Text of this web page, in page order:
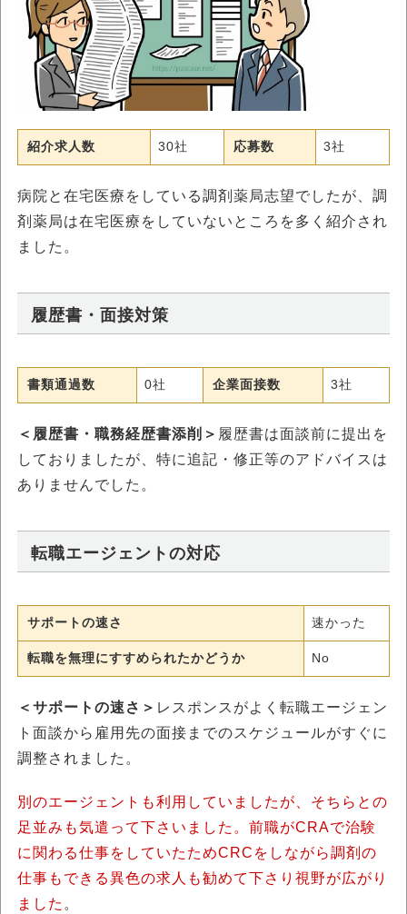
紹介求人数 30社 応募数 3社
病院と在宅医療をしている調剤薬局志望でしたが、調
剤薬局は在宅医療をしていないところを多く紹介され
ました。
履歴書・面接対策
書類通過数 0社 企業面接数 3社
＜履歴書・職務経歴書添削＞ 履歴書は面談前に提出を
しておりましたが、特に追記・修正等のアドバイスは
ありませんでした。
転職エージェントの対応
サポートの速さ 速かった
転職を無理にすすめられたかどうか No
＜サポートの速さ＞ レスポンスがよく転職エージェン
ト面談から雇用先の面接までのスケジュールがすぐに
調整されました。
別のエージェントも利用していましたが、そちらとの
足並みも気遣って下さいました。前職がCRAで治験
に関わる仕事をしていたためCRCをしながら調剤の
仕事もできる異色の求人も勧めて下さり視野が広がり
ました 。